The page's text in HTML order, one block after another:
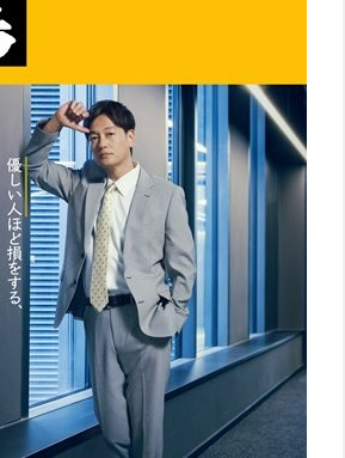
『アイ＝ラブ！げーみんぐ』＝LOV
E齋藤樹愛羅＆佐々木舞香SPインタ
ビュー